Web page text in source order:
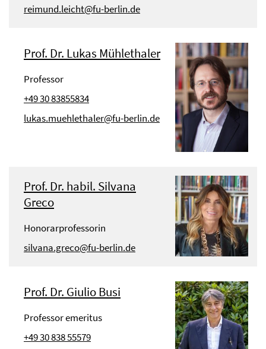
reimund.leicht@fu-berlin.de
Prof. Dr. Lukas Mühlethaler
Professor
+49 30 83855834
lukas.muehlethaler@fu-berlin.de
Prof. Dr. habil. Silvana
Greco
Honorarprofessorin
silvana.greco@fu-berlin.de
Prof. Dr. Giulio Busi
Professor emeritus
+49 30 838 55579